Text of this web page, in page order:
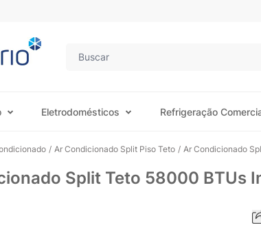
Eletrodomésticos Refrigeração
/ Ar Condicionado Split Piso Teto / Ar Condicionado
Split Teto 58000 BTUs